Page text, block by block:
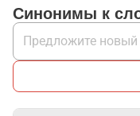
Синонимы к